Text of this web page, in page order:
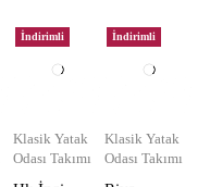
İndirimli
Klasik Yatak
Odası Takımı
İndirimli
Klasik Yatak
Odası Takımı